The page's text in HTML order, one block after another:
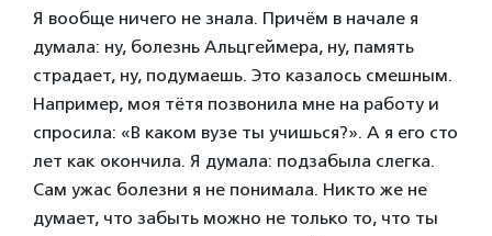
Я вообще ничего не знала. Причём в начале я
думала: ну, болезнь Альцгеймера, ну, память
страдает, ну, подумаешь. Это казалось смешным.
Например, моя тётя позвонила мне на работу и
спросила: «В каком вузе ты учишься?». А я его сто
лет как окончила. Я думала: подзабыла слегка.
Сам ужас болезни я не понимала. Никто же не
думает, что забыть можно не только то, что ты